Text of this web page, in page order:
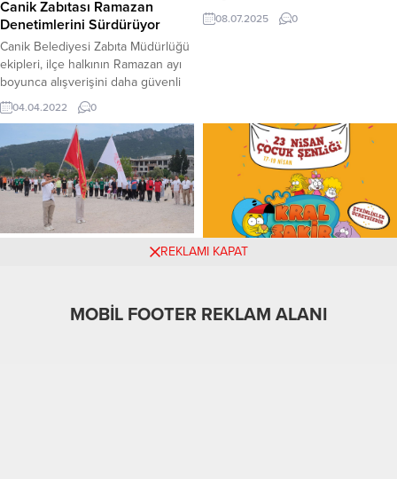
İncirliova’da helva hayrı
Canik Zabıtası Ramazan
Denetimlerini Sürdürüyor
Canik Belediyesi Zabıta Müdürlüğü
ekipleri, ilçe halkının Ramazan ayı
boyunca alışverişini daha güvenli
ve sağlıklı bir şekilde yapabilmesi
için market, bakkal, fırın, pastane,
restoran ve pazar yeri
denetimlerine aralıksız devam
ediyor. İlçedeki gıda işletmelerine
yönelik sürdürülen denetimlerde
işletmenin ve kullanılan
ekipmanların üretime, temizlik ve
04.04.2022 0
projelerinden biri olan Yeşil Yol
kapsamında Çambaşı Yaylası ile
Başkanlığı ekiplerince yürütülen
çalışmalarda, yolun güvenliği ve
ömrünü uzatmak amacıyla...
08.07.2025 0
Kemer Petankta 1400 Sporcu
Antalya Kemer’de Başladı: Bin 400
REKLAMI KAPAT
MOBİL FOOTER REKLAM ALANI